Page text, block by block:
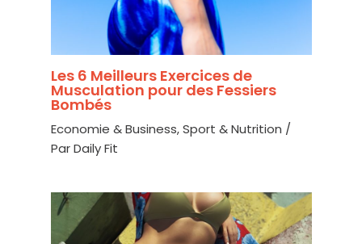
Les 6 Meilleurs Exercices de
Musculation pour des Fessiers
Bombés
Economie & Business,Sport & Nutrition /
ParDaily Fit